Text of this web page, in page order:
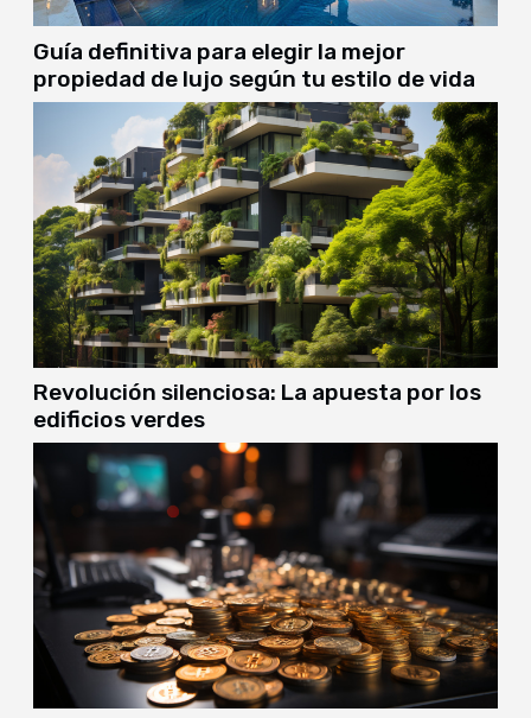
Guía definitiva para elegir la mejor
propiedad de lujo según tu estilo de vida
Revolución silenciosa: La apuesta por los
edificios verdes